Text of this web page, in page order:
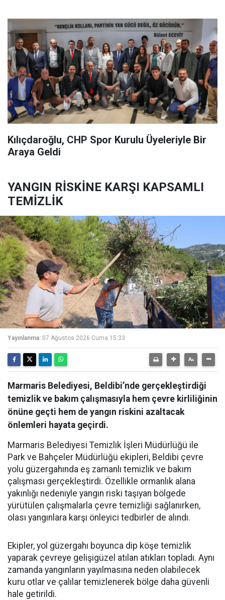
Kılıçdaroğlu, CHP Spor Kurulu Üyeleriyle Bir
Araya Geldi
YANGIN RİSKİNE KARŞI KAPSAMLI
TEMİZLİK
Yayınlanma: 07 Ağustos 2026 Cuma 15:33
Marmaris Belediyesi, Beldibi’nde gerçekleştirdiği
temizlik ve bakım çalışmasıyla hem çevre kirliliğinin
önüne geçti hem de yangın riskini azaltacak
önlemleri hayata geçirdi.
Marmaris Belediyesi Temizlik İşleri Müdürlüğü ile
Park ve Bahçeler Müdürlüğü ekipleri, Beldibi çevre
yolu güzergahında eş zamanlı temizlik ve bakım
çalışması gerçekleştirdi. Özellikle ormanlık alana
yakınlığı nedeniyle yangın riski taşıyan bölgede
yürütülen çalışmalarla çevre temizliği sağlanırken,
olası yangınlara karşı önleyici tedbirler de alındı.
Ekipler, yol güzergahı boyunca dip köşe temizlik
yaparak çevreye gelişigüzel atılan atıkları topladı. Aynı
zamanda yangınların yayılmasına neden olabilecek
kuru otlar ve çalılar temizlenerek bölge daha güvenli
hale getirildi.